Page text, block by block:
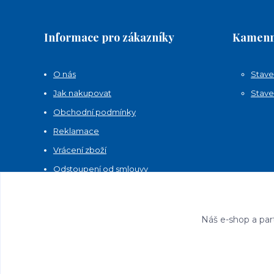
Informace pro zákazníky
O nás
Jak nakupovat
Obchodní podmínky
Reklamace
Vrácení zboží
Odstoupení od smlouvy
Náš e-shop a